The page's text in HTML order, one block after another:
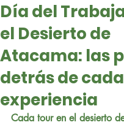
Día del
el Desierto de
Atacama: las
detrás de cada
experiencia
Cada tour en el desierto